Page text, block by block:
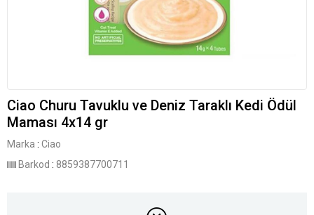
Ciao Churu Tavuklu ve Deniz Taraklı Kedi Ödül
Maması 4x14 gr
Marka : Ciao
Barkod : 8859387700711